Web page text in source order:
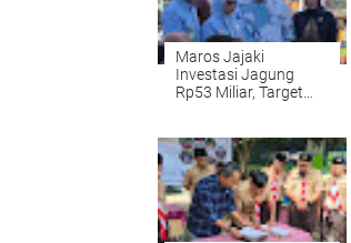
Maros Jajaki
Investasi Jagung
Rp53 Miliar, Target